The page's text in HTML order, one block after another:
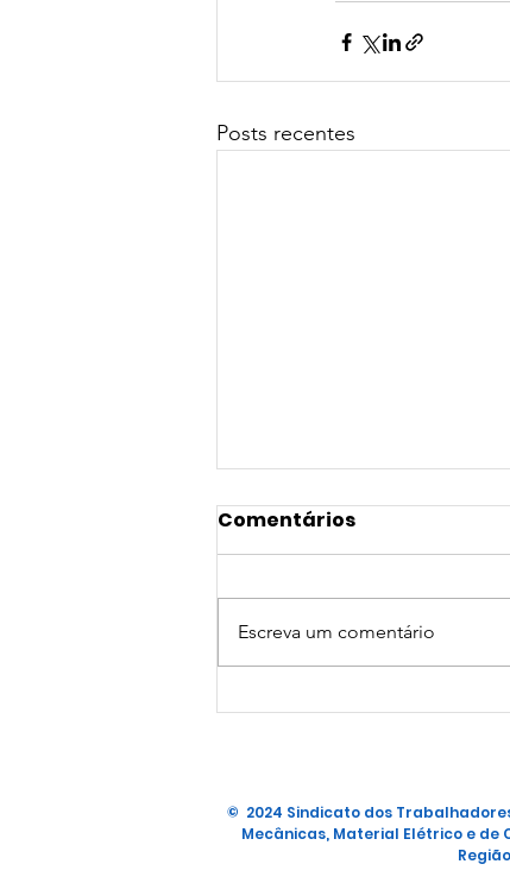
Posts recentes
NOVA PARCERIA DE
Comentários
Escreva um comentário
© 2024 Sindicato dos
Mecânicas, Material Elétrico e de
Região